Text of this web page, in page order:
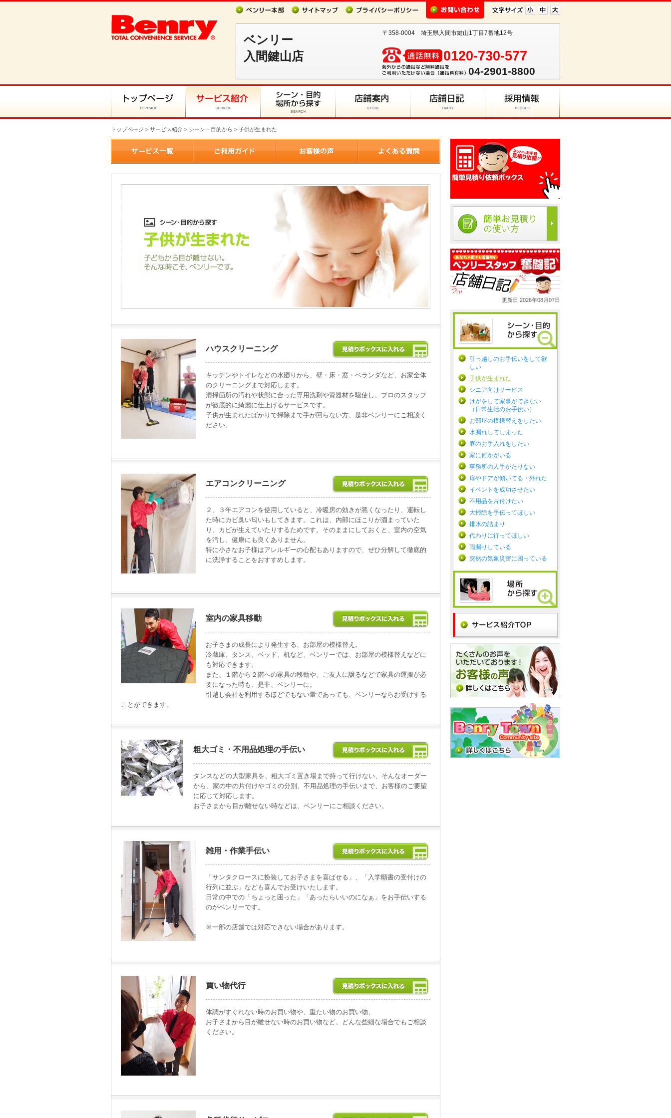
ベンリー
入間鍵山店
〒358-0004 埼玉県入間市鍵山1丁目7番地12号
0120-730-577
04-2901-8800
トップページ > サービス紹介 > シーン・目的から > 子供が生まれた
ハウスクリーニング
キッチンやトイレなどの水廻りから、壁・床・窓・ベランダなど、お家全体
のクリーニングまで対応します。
清掃箇所の汚れや状態に合った専用洗剤や資器材を駆使し、プロのスタッフ
が徹底的に綺麗に仕上げるサービスです。
子供が生まれたばかりで掃除まで手が回らない方、是非ベンリーにご相談く
ださい。
エアコンクリーニング
２、３年エアコンを使用していると、冷暖房の効きが悪くなったり、運転し
た時にカビ臭い匂いもしてきます。これは、内部にほこりが溜まっていた
り、カビが生えていたりするためです。そのままにしておくと、室内の空気
を汚し、健康にも良くありません。
特に小さなお子様はアレルギーの心配もありますので、ぜひ分解して徹底的
に洗浄することをおすすめします。
室内の家具移動
お子さまの成長により発生する、お部屋の模様替え。
冷蔵庫、タンス、ベッド、机など、ベンリーでは、お部屋の模様替えなどに
も対応できます。
また、１階から２階への家具の移動や、ご友人に譲るなどで家具の運搬が必
要になった時も、是非、ベンリーに。
引越し会社を利用するほどでもない量であっても、ベンリーならお受けする
ことができます。
粗大ゴミ・不用品処理の手伝い
タンスなどの大型家具を、粗大ゴミ置き場まで持って行けない、そんなオーダー
から、家の中の片付けやゴミの分別、不用品処理の手伝いまで、お客様のご要望
に応じて対応します。
お子さまから目が離せない時などは、ベンリーにご相談ください。
雑用・作業手伝い
「サンタクロースに扮装してお子さまを喜ばせる」、「入学願書の受付けの
行列に並ぶ」なども喜んでお受けいたします。
日常の中での「ちょっと困った」「あったらいいのになぁ」をお手伝いする
のがベンリーです。
※一部の店舗では対応できない場合があります。
買い物代行
体調がすぐれない時のお買い物や、重たい物のお買い物、
お子さまから目が離せない時のお買い物など、どんな些細な場合でもご相談
ください。
更新日 2026年08月07日
引っ越しのお手伝いをして欲
しい
子供が生まれた
シニア向けサービス
けがをして家事ができない
（日常生活のお手伝い）
お部屋の模様替えをしたい
水漏れしてしまった
庭のお手入れをしたい
家に何かがいる
事務所の人手がたりない
扉やドアが傾いてる・外れた
イベントを成功させたい
不用品を片付けたい
大掃除を手伝ってほしい
排水の詰まり
代わりに行ってほしい
雨漏りしている
突然の気象災害に困っている